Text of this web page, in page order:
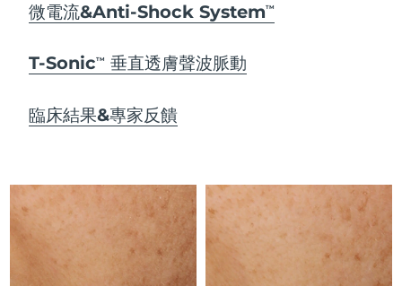
微電流&Anti-Shock SystemTM
T-SonicTM 垂直透膚聲波脈動
臨床結果&專家反饋
關於我們
澤西島
哈薩克
拉脫維亞 預計送達日期 8/9/26
黎巴嫩 預計送達日期 8/10/26